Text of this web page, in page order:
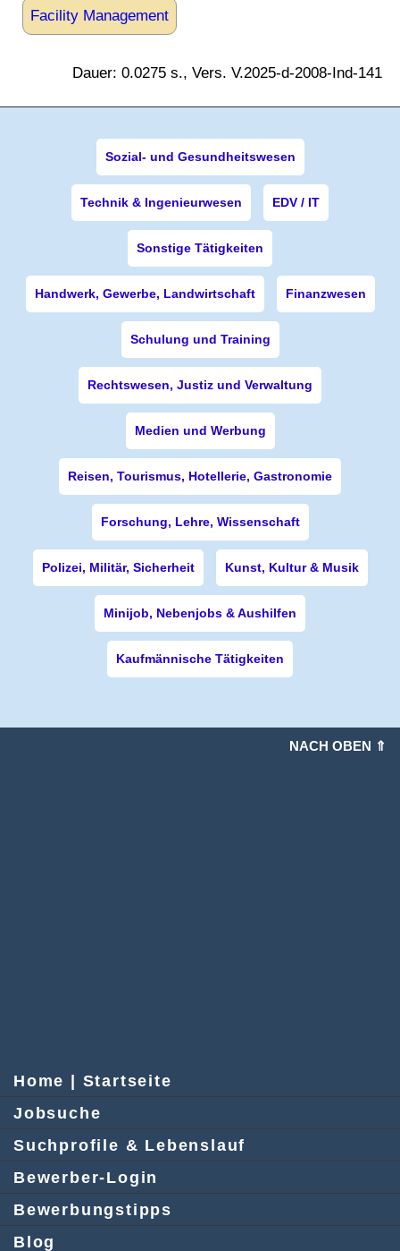
Facility Management
Dauer: 0.0275 s., Vers. V.2025-d-2008-Ind-141
Sozial- und Gesundheitswesen
Technik & Ingenieurwesen EDV / IT
Sonstige Tätigkeiten
Handwerk, Gewerbe, Landwirtschaft Finanzwesen
Schulung und Training
Rechtswesen, Justiz und Verwaltung
Medien und Werbung
Reisen, Tourismus, Hotellerie, Gastronomie
Forschung, Lehre, Wissenschaft
Polizei, Militär, Sicherheit Kunst, Kultur & Musik
Minijob, Nebenjobs & Aushilfen
Kaufmännische Tätigkeiten
NACH OBEN ⇑
Home | Startseite
Jobsuche
Suchprofile & Lebenslauf
Bewerber-Login
Bewerbungstipps
Blog